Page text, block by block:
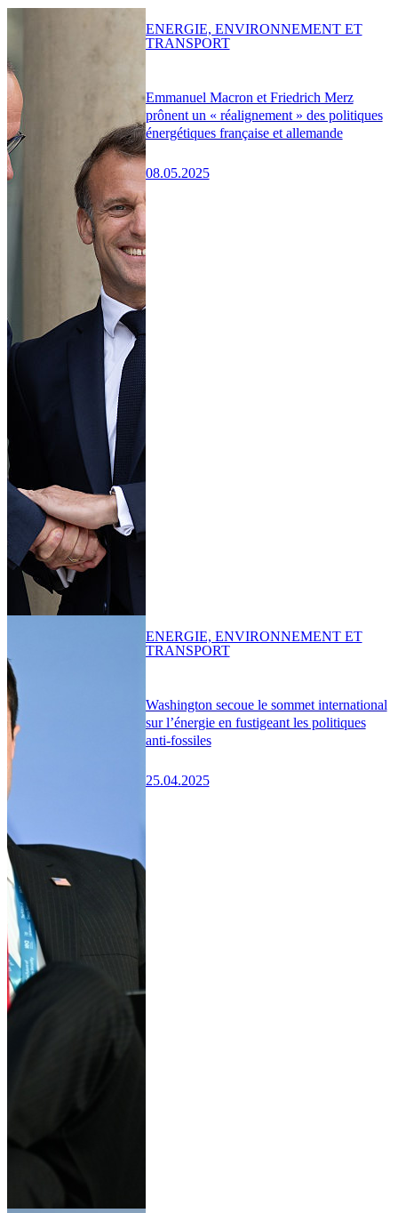
Emmanuel Macron et Friedrich Merz
prônent un « réalignement » des politiques
énergétiques française et allemande
08.05.2025
ENERGIE, ENVIRONNEMENT ET
TRANSPORT
Washington secoue le sommet international
sur l’énergie en fustigeant les politiques
anti-fossiles
25.04.2025
ENERGIE, ENVIRONNEMENT ET
TRANSPORT